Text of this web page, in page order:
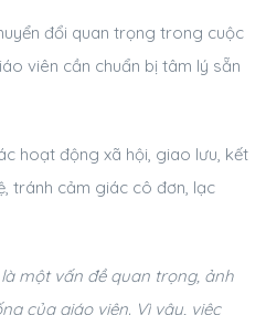
đổi quan trọng trong cuộc
viên cần chuẩn bị tâm lý sẵn
hoạt động xã hội, giao lưu, kết
tránh cảm giác cô đơn, lạc
một vấn đề quan trọng, ảnh
của giáo viên. Vì vậy, việc